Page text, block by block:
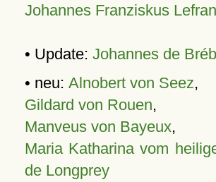
Johannes Franziskus
• Update: Johannes de
• neu: Alnobert von Seez,
Gildard von Rouen,
Manveus von Bayeux,
Maria Katharina vom
de Longprey